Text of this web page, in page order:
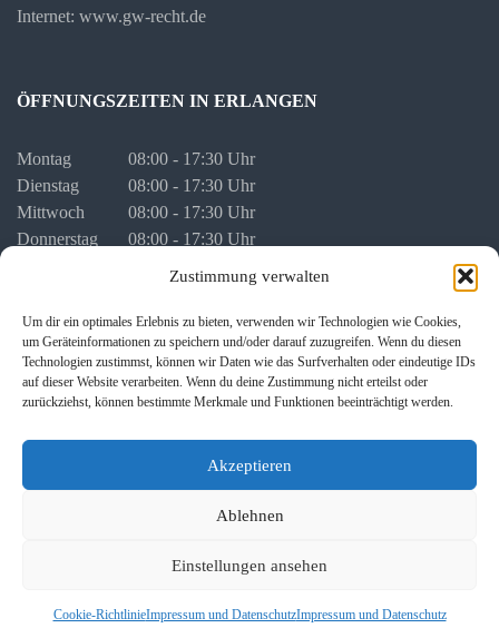
Zustimmung verwalten
Um dir ein optimales Erlebnis zu bieten, verwenden wir Technologien wie Cookies,
um Geräteinformationen zu speichern und/oder darauf zuzugreifen. Wenn du diesen
Technologien zustimmst, können wir Daten wie das Surfverhalten oder eindeutige IDs
auf dieser Website verarbeiten. Wenn du deine Zustimmung nicht erteilst oder
zurückziehst, können bestimmte Merkmale und Funktionen beeinträchtigt werden.
Akzeptieren
Ablehnen
Einstellungen ansehen
Cookie-RichtlinieImpressum und DatenschutzImpressum und Datenschutz
Internet: www.gw-recht.de
ÖFFNUNGSZEITEN IN ERLANGEN
Montag
08:00 - 17:30 Uhr
Dienstag
08:00 - 17:30 Uhr
Mittwoch
08:00 - 17:30 Uhr
Donnerstag
08:00 - 17:30 Uhr
Termine für persönliche Besprechungen stimmen wir mit Ihnen
individuell ab.
Fürth. Alle Rechte vorbehalten Impressum und Datenschutz